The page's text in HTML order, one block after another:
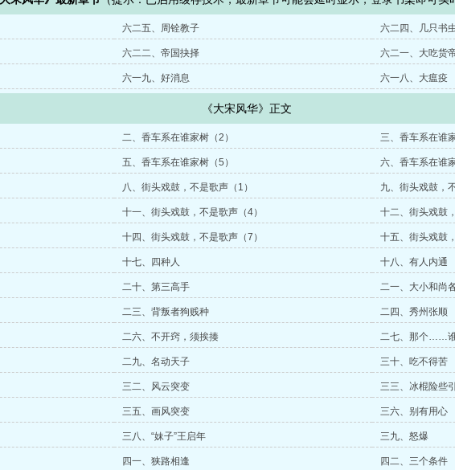
六二五、周铨教子 六二四、几只书
六二二、帝国抉择 六二一、大吃货
六一九、好消息 六一八、大瘟疫
《大宋风华》正文
二、香车系在谁家树（2） 三、香车系在谁
五、香车系在谁家树（5） 六、香车系在谁
八、街头戏鼓，不是歌声（1） 九、街头戏鼓，
十一、街头戏鼓，不是歌声（4） 十二、街头戏鼓
十四、街头戏鼓，不是歌声（7） 十五、街头戏鼓
十七、四种人 十八、有人内通
二十、第三高手 二一、大小和尚
二三、背叛者狗贱种 二四、秀州张顺
二六、不开窍，须挨揍 二七、那个……
二九、名动天子 三十、吃不得苦
三二、风云突变 三三、冰棍险些
三五、画风突变 三六、别有用心
三八、“妹子”王启年 三九、怒爆
四一、狭路相逢 四二、三个条件